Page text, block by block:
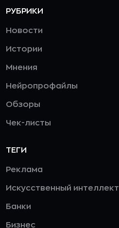
РУБРИКИ
Новости
Истории
Мнения
Нейропрофайлы
Обзоры
Чек-листы
ТЕГИ
Реклама
Искусственный интеллект
Банки
Бизнес